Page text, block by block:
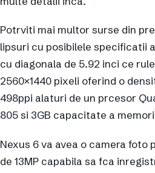
Potrviti mai multor surse din
lipsuri cu posibilele specificatii
cu diagonala de 5.92 inci ce
2560×1440 pixeli oferind o
498ppi alaturi de un prcesor
805 si 3GB capacitate a
Nexus 6 va avea o camera foto
de 13MP capabila sa fca